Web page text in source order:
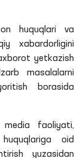
huquqlari va
xabardorligini
yetkazish
masalalarni
borasida
media faoliyati,
oid
yuzasidan